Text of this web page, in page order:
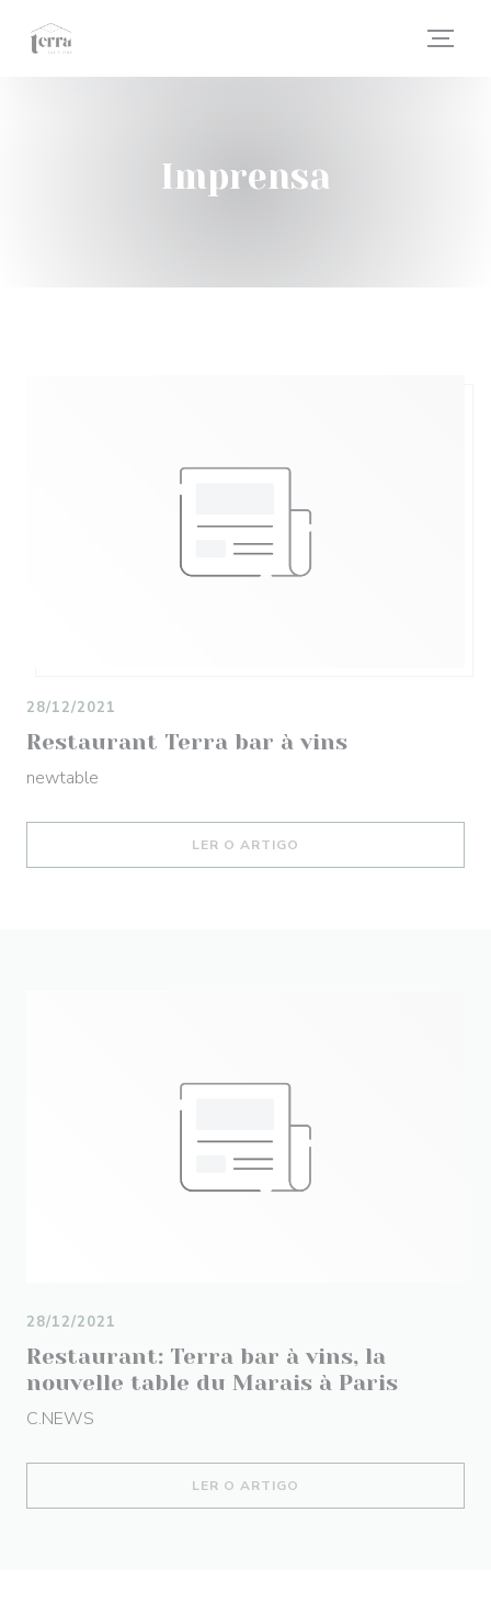
Imprensa
Restaurant Terra bar à vins
28/12/2021
newtable
LER O ARTIGO
Restaurant: Terra bar à vins, la
nouvelle table du Marais à Paris
28/12/2021
C.NEWS
LER O ARTIGO